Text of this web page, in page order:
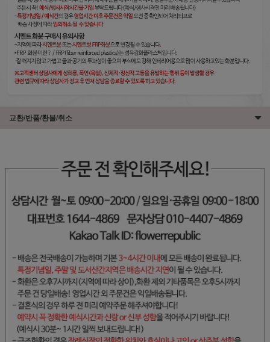
교환/반품/환불/취소